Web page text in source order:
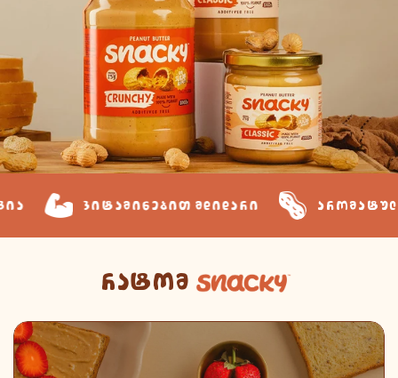
ვიტამინებით მდიდარი არომატული
რატომ